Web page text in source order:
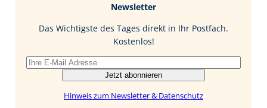
I
Newsletter
Das Wichtigste des Tages direkt in Ihr Postfach.
Kostenlos!
Jetzt abonnieren
Hinweis zum Newsletter & Datenschutz